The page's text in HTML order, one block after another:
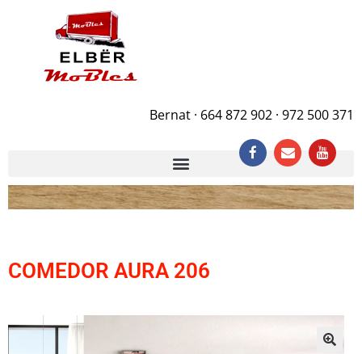
Bernat · 664 872 902 · 972 500 371
COMEDOR AURA 206